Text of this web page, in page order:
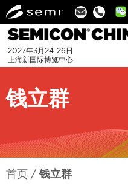
2027年3月24-26日
上海新国际博览中心
钱立群
首页 钱立群